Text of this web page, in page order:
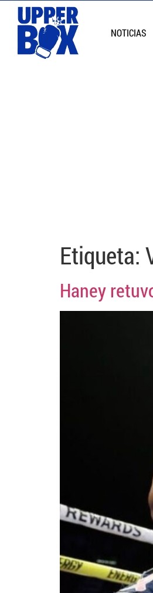
NOTICIAS
Etiqueta:
Haney